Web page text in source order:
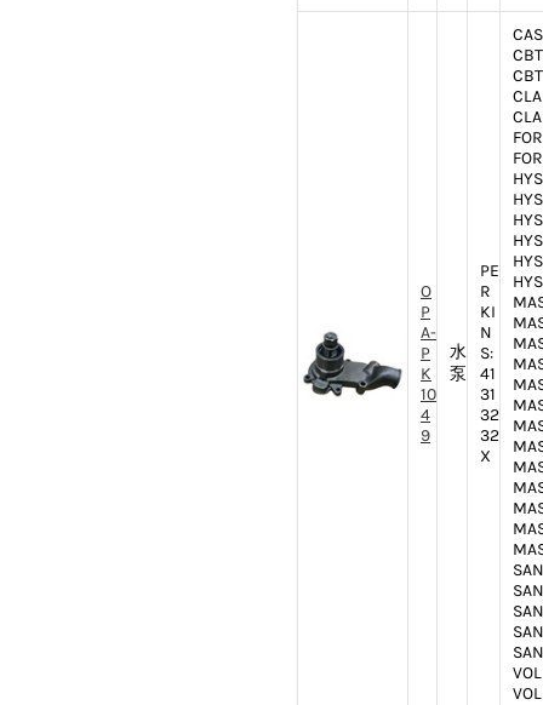
O
P
A-
P
K
10
4
9
水
泵
PE
R
KI
N
S:
41
31
32
32
X